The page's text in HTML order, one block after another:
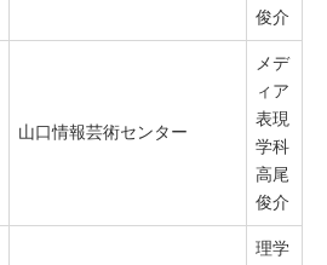
俊介
山口情報芸術センター
メデ
ィア
表現
学科
高尾
俊介
理学